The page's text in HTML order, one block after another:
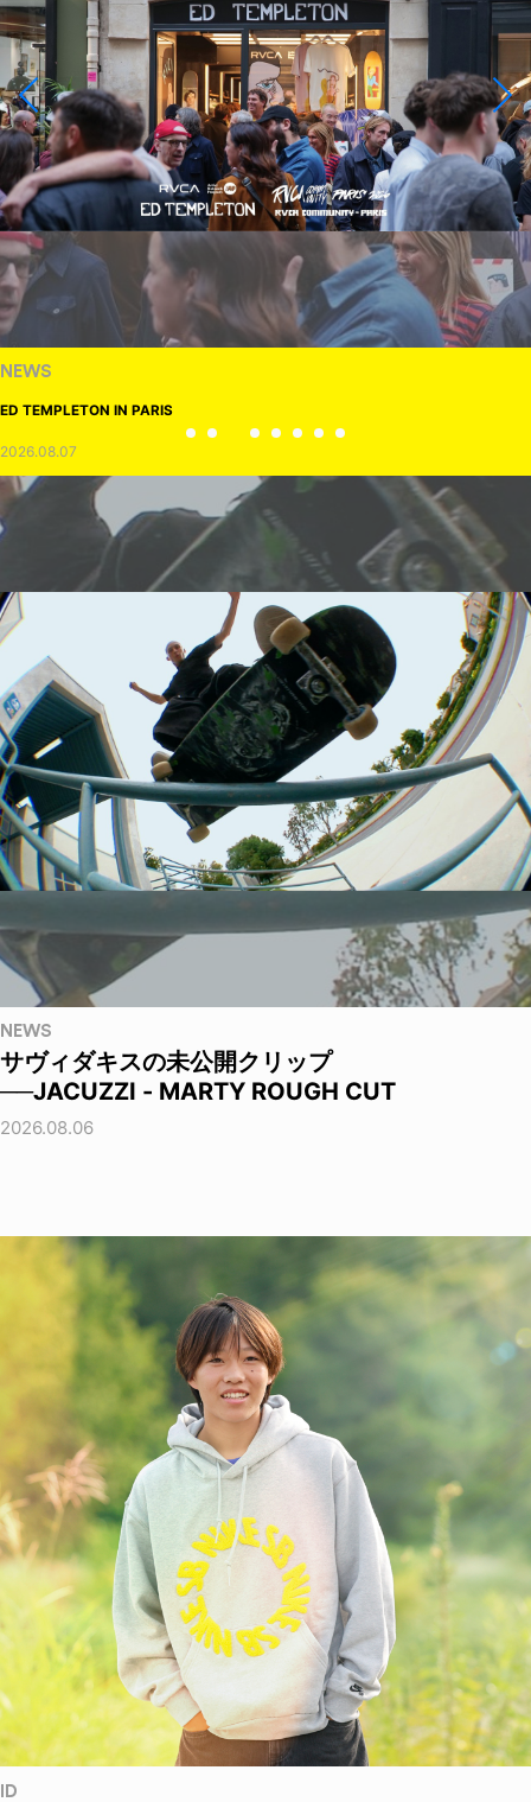
NEWS
ED TEMPLETON IN PARIS
2026.08.07
NEWS
サヴィダキスの未公開クリップ
──JACUZZI - MARTY ROUGH CUT
2026.08.06
ID